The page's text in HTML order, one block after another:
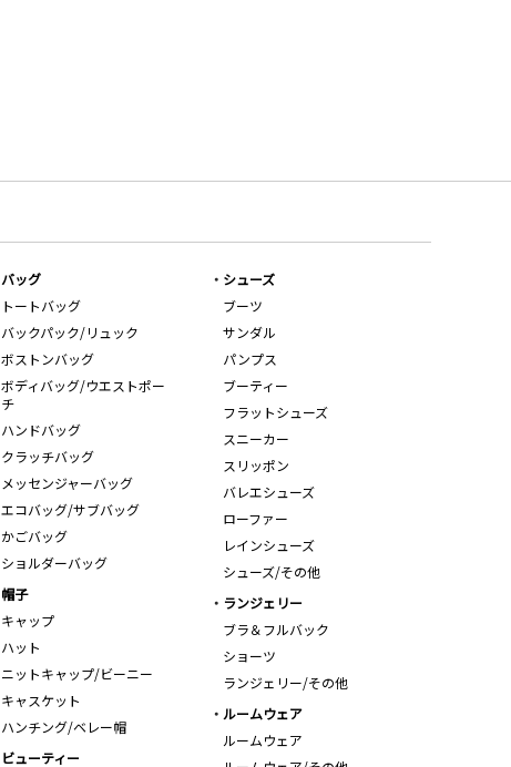
バッグ
トートバッグ
バックパック/リュック
ボストンバッグ
ボディバッグ/ウエストポー
チ
ハンドバッグ
クラッチバッグ
メッセンジャーバッグ
エコバッグ/サブバッグ
かごバッグ
ショルダーバッグ
シューズ
ブーツ
サンダル
パンプス
ブーティー
フラットシューズ
スニーカー
スリッポン
バレエシューズ
ローファー
レインシューズ
シューズ/その他
帽子
キャップ
ハット
ニットキャップ/ビーニー
キャスケット
ハンチング/ベレー帽
ランジェリー
ブラ＆フルバック
ショーツ
ランジェリー/その他
ルームウェア
ルームウェア
ビューティー